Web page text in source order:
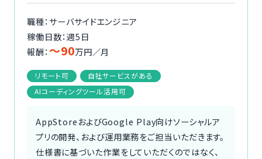
職種：サーバサイドエンジニア
稼働日数：週5日
報酬： 〜90万円／月
リモート可
自社サービスがある
AIコーディングツール活用可
AppStoreおよびGoogle Play向けソーシャルア
プリの開発、および運用業務をご担当いただきます。
仕様書に基づいた作業をしていただくのではなく、